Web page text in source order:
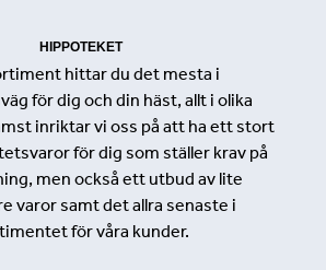
HIPPOTEKET
hittar du det mesta i
för dig och din häst, allt i olika
inriktar vi oss på att ha ett stort
för dig som ställer krav på
men också ett utbud av lite
varor samt det allra senaste i
för våra kunder.